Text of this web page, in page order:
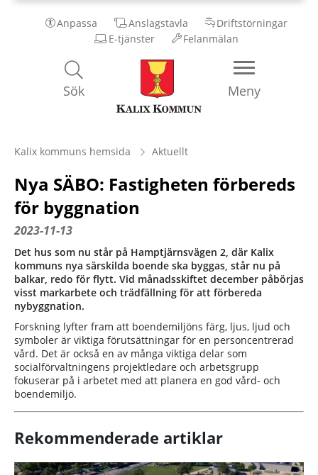
Anpassa Anslagstavla
Driftstörningar
E-tjänster
Felanmälan
Kalix
Kommun
Meny
Sök
Kalix kommuns hemsida Aktuellt
Nya SÄBO: Fastigheten förbereds
för byggnation
2023-11-13
Det hus som nu står på Hamptjärnsvägen 2, där Kalix
kommuns nya särskilda boende ska byggas, står nu på
balkar, redo för flytt. Vid månadsskiftet december påbörjas
visst markarbete och trädfällning för att förbereda
nybyggnation.
Forskning lyfter fram att boendemiljöns färg, ljus, ljud och
symboler är viktiga förutsättningar för en personcentrerad
vård. Det är också en av många viktiga delar som
socialförvaltningens projektledare och arbetsgrupp
fokuserar på i arbetet med att planera en god vård- och
boendemiljö.
Rekommenderade artiklar